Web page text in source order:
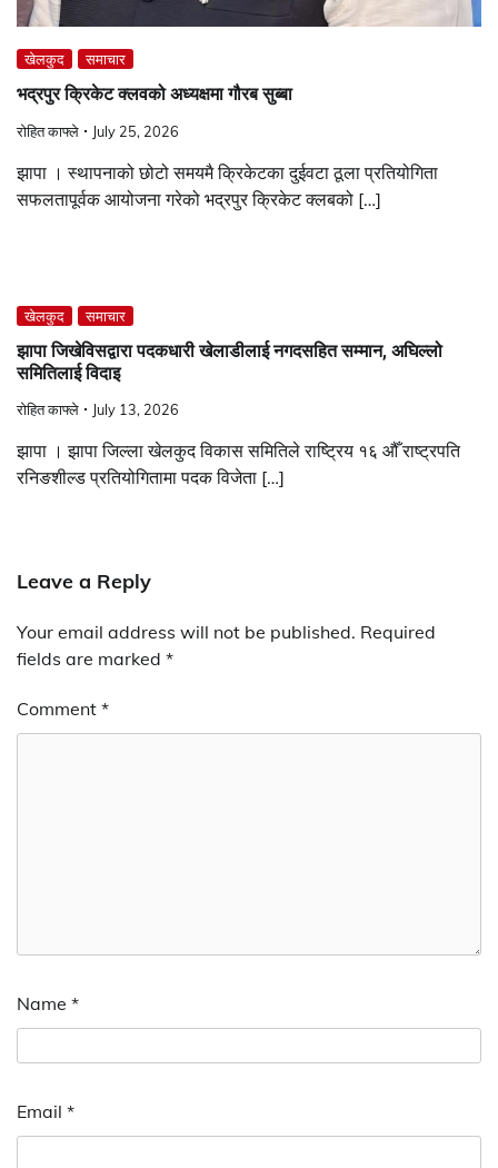
खेलकुद समाचार
भद्रपुर क्रिकेट क्लवको अध्यक्षमा गौरब सुब्बा
रोहित काफ्ले July 25, 2026
झापा । स्थापनाको छोटो समयमै क्रिकेटका दुईवटा ठूला प्रतियोगिता
सफलतापूर्वक आयोजना गरेको भद्रपुर क्रिकेट क्लबको […]
खेलकुद समाचार
झापा जिखेविसद्वारा पदकधारी खेलाडीलाई नगदसहित सम्मान, अघिल्लो
समितिलाई विदाइ
रोहित काफ्ले July 13, 2026
झापा । झापा जिल्ला खेलकुद विकास समितिले राष्ट्रिय १६ औँ राष्ट्रपति
रनिङशील्ड प्रतियोगितामा पदक विजेता […]
Leave a Reply
Your email address will not be published. Required
fields are marked *
Comment *
Name *
Email *